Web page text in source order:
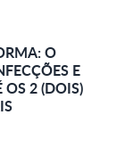
O
E
OS 2 (DOIS)